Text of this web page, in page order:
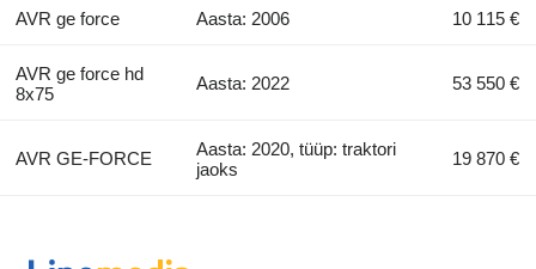
AVR ge force Aasta: 2006 10 115 €
AVR ge force hd
8x75
Aasta: 2022 53 550 €
AVR GE-FORCE
Aasta: 2020, tüüp: traktori
jaoks
19 870 €